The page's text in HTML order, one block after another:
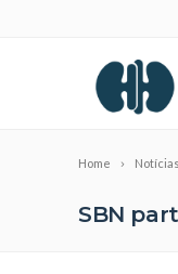
Home Notícias
SBN